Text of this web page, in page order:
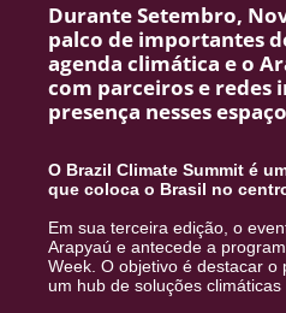
Durante Setembro,
palco de importantes
agenda climática e o
com parceiros e redes
presença nesses
O Brazil Climate Summit é
que coloca o Brasil no
Em sua terceira edição, o
Arapyaú e antecede a
Week. O objetivo é destacar o
um hub de soluções